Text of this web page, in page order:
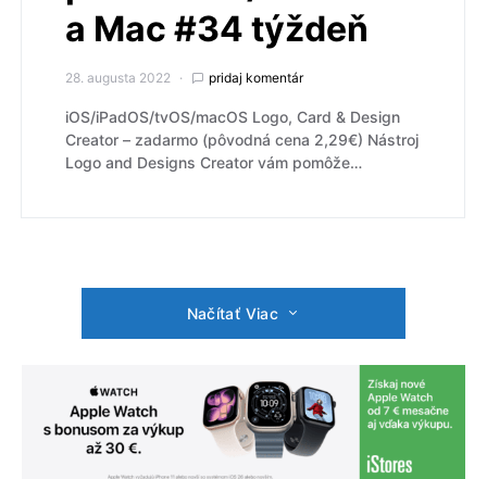
a Mac #34 týždeň
28. augusta 2022 pridaj komentár
iOS/iPadOS/tvOS/macOS Logo, Card & Design
Creato‪r – zadarmo (pôvodná cena 2,29€) Nástroj
Logo and Designs Creator vám pomôže…
Načítať Viac